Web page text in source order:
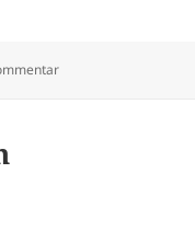
zu Sängerfest in